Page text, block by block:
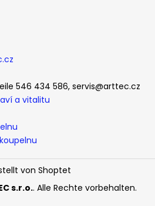
546 434 586, servis@arttec.cz
a vitalitu
von Shoptet
s.r.o.. Alle Rechte vorbehalten.